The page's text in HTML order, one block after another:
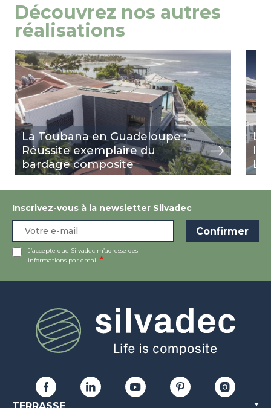
Découvrez nos autres
réalisations
La Toubana en Guadeloupe :
Réussite exemplaire du
bardage composite
Image
voir
Inscrivez-vous à la newsletter Silvadec
J’accepte que Silvadec m’adresse des
informations par email
TERRASSE